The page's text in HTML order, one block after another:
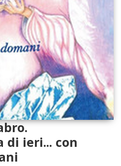
di ieri... con